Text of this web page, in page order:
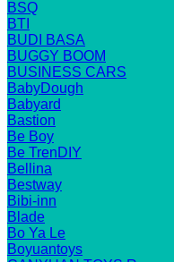
BSQ
BTI
BUDI BASA
BUGGY BOOM
BUSINESS CARS
BabyDough
Babyard
Bastion
Be Boy
Be TrenDIY
Bellina
Bestway
Bibi-inn
Blade
Bo Ya Le
Boyuantoys